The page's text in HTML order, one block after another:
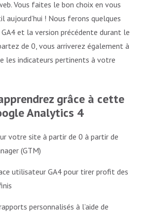
Vous faites le bon choix en vous
! Nous ferons quelques
et la version précédente durant le
de 0, vous arriverez également à
les indicateurs pertinents à votre
grâce à cette
Analytics 4
votre site à partir de 0 à partir de
(GTM)
utilisateur GA4 pour tirer profit des
personnalisés à l’aide de